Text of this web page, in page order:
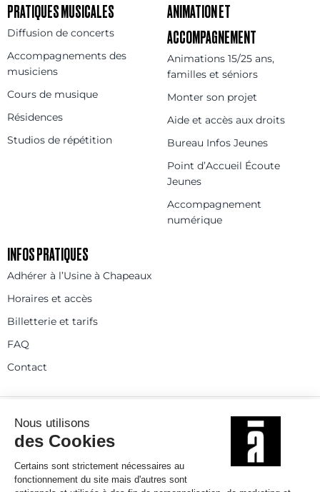
PRATIQUES MUSICALES
Diffusion de concerts
Accompagnements des
musiciens
Cours de musique
Résidences
Studios de répétition
ANIMATION ET
ACCOMPAGNEMENT
Animations 15/25 ans,
familles et séniors
Monter son projet
Aide et accès aux droits
Bureau Infos Jeunes
Point d’Accueil Écoute
Jeunes
Accompagnement
numérique
INFOS PRATIQUES
Adhérer à l’Usine à Chapeaux
Horaires et accès
Billetterie et tarifs
FAQ
Contact
Espace presse
Rejoignez-nous
© 2025
Politique de confidentialité